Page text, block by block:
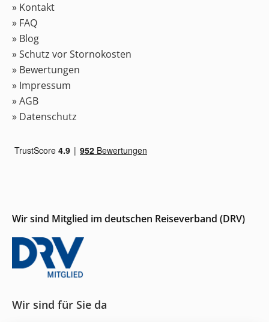
» Kontakt
» FAQ
» Blog
» Schutz vor Stornokosten
» Bewertungen
» Impressum
» AGB
» Datenschutz
Wir sind Mitglied im deutschen Reiseverband (DRV)
Wir sind für Sie da